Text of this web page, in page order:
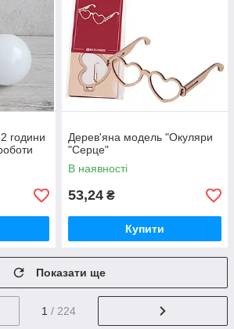
години
DL-
Дерев'яна модель "Окуляри
"Серце"
В наявності
53,24 ₴
Купити
Показати ще
1 / 224